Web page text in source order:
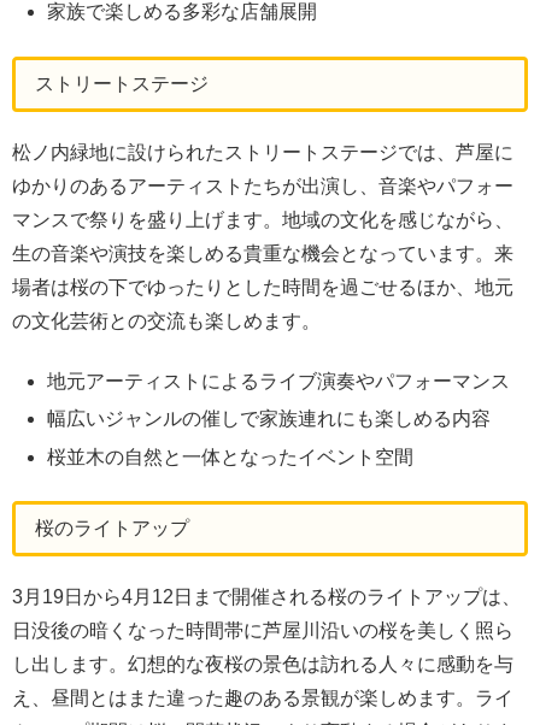
家族で楽しめる多彩な店舗展開
ストリートステージ
松ノ内緑地に設けられたストリートステージでは、芦屋に
ゆかりのあるアーティストたちが出演し、音楽やパフォー
マンスで祭りを盛り上げます。地域の文化を感じながら、
生の音楽や演技を楽しめる貴重な機会となっています。来
場者は桜の下でゆったりとした時間を過ごせるほか、地元
の文化芸術との交流も楽しめます。
地元アーティストによるライブ演奏やパフォーマンス
幅広いジャンルの催しで家族連れにも楽しめる内容
桜並木の自然と一体となったイベント空間
桜のライトアップ
3月19日から4月12日まで開催される桜のライトアップは、
日没後の暗くなった時間帯に芦屋川沿いの桜を美しく照ら
し出します。幻想的な夜桜の景色は訪れる人々に感動を与
え、昼間とはまた違った趣のある景観が楽しめます。ライ